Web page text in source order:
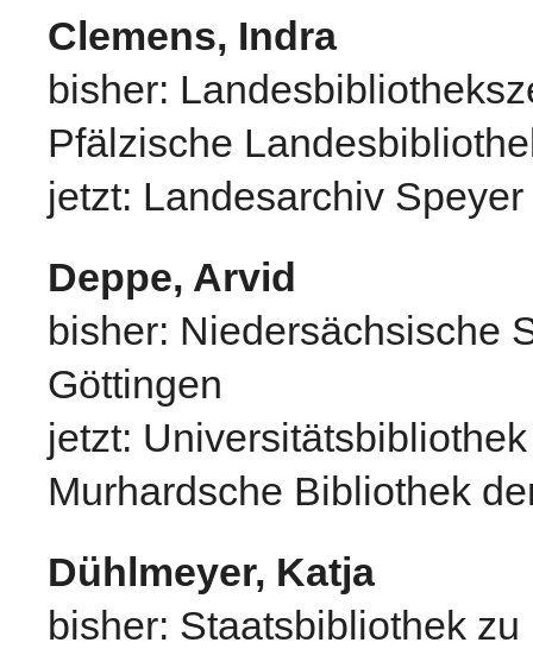
Clemens, Indra
bisher:
Pfälzische
jetzt: Landesarchiv Speyer
Deppe, Arvid
bisher: Niedersächsische
Göttingen
jetzt:
Murhardsche Bibliothek
Dühlmeyer, Katja
bisher: Staatsbibliothek